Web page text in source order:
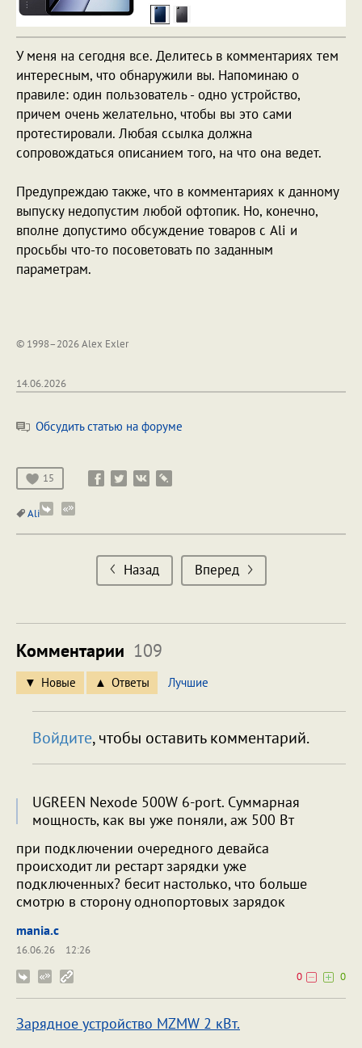
У меня на сегодня все. Делитесь в комментариях тем
интересным, что обнаружили вы. Напоминаю о
правиле: один пользователь - одно устройство,
причем очень желательно, чтобы вы это сами
протестировали. Любая ссылка должна
сопровождаться описанием того, на что она ведет.
Предупреждаю также, что в комментариях к данному
выпуску недопустим любой офтопик. Но, конечно,
вполне допустимо обсуждение товаров с Ali и
просьбы что-то посоветовать по заданным
параметрам.
© 1998–2026 Alex Exler
14.06.2026
Обсудить статью на форуме
15
Ali
Назад Вперед
Комментарии 109
Новые Ответы Лучшие
Войдите, чтобы оставить комментарий.
UGREEN Nexode 500W 6-port. Суммарная
мощность, как вы уже поняли, аж 500 Вт
при подключении очередного девайса
происходит ли рестарт зарядки уже
подключенных? бесит настолько, что больше
смотрю в сторону однопортовых зарядок
mania.c
16.06.26
12:26
0
0
Зарядное устройство MZMW 2 кВт.